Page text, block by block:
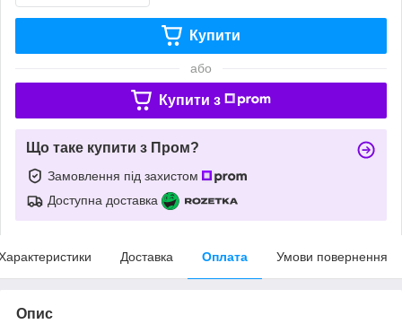
Купити
або
Купити з
Що таке купити з Пром?
Замовлення під захистом
Доступна доставка
Доставка Оплата Умови повернення
Опис